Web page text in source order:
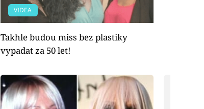
VIDEA
Takhle budou miss bez plastiky
vypadat za 50 let!